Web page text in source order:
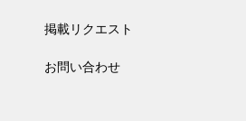
掲載リクエスト
お問い合わせ